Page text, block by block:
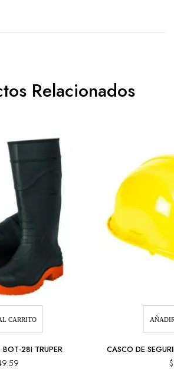
Relacionados
CARRITO
28I TRUPER CASCO DE
$